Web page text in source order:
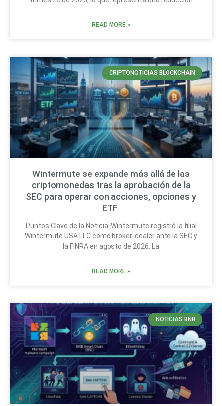
READ MORE »
CRIPTONOTICIAS BLOCKCHAIN
Wintermute se expande más allá de las
criptomonedas tras la aprobación de la
SEC para operar con acciones, opciones y
ETF
Puntos Clave de la Noticia: Wintermute registró la filial
Wintermute USA LLC como broker-dealer ante la SEC y
la FINRA en agosto de 2026. La
READ MORE »
NOTICIAS BNB